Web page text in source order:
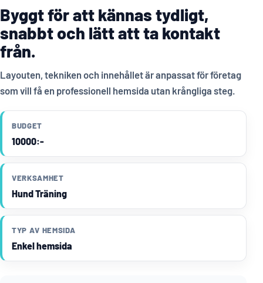
Byggt för att kännas tydligt,
snabbt och lätt att ta kontakt
från.
Layouten, tekniken och innehållet är anpassat för företag
som vill få en professionell hemsida utan krångliga steg.
BUDGET
10000:-
VERKSAMHET
Hund Träning
TYP AV HEMSIDA
Enkel hemsida